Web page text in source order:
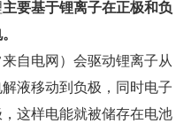
主要基于锂离子在正极和负
自电网）会驱动锂离子从
液移动到负极，同时电子
这样电能就被储存在电池